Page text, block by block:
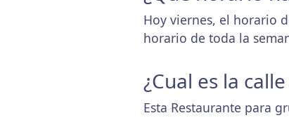
Hoy viernes, el horario
horario de toda la
¿Cual es la
Esta Restaurante para